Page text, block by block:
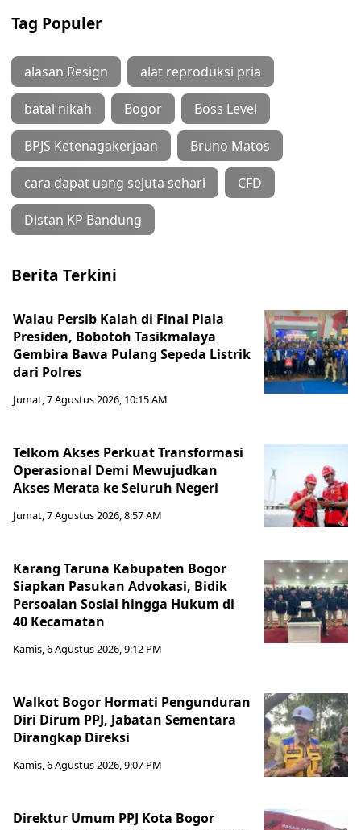
Tag Populer
alasan Resign alat reproduksi pria
batal nikah Bogor Boss Level
BPJS Ketenagakerjaan Bruno Matos
cara dapat uang sejuta sehari CFD
Distan KP Bandung
Berita Terkini
Walau Persib Kalah di Final Piala
Presiden, Bobotoh Tasikmalaya
Gembira Bawa Pulang Sepeda Listrik
dari Polres
Jumat, 7 Agustus 2026, 10:15 AM
Telkom Akses Perkuat Transformasi
Operasional Demi Mewujudkan
Akses Merata ke Seluruh Negeri
Jumat, 7 Agustus 2026, 8:57 AM
Karang Taruna Kabupaten Bogor
Siapkan Pasukan Advokasi, Bidik
Persoalan Sosial hingga Hukum di
40 Kecamatan
Kamis, 6 Agustus 2026, 9:12 PM
Walkot Bogor Hormati Pengunduran
Diri Dirum PPJ, Jabatan Sementara
Dirangkap Direksi
Kamis, 6 Agustus 2026, 9:07 PM
Direktur Umum PPJ Kota Bogor